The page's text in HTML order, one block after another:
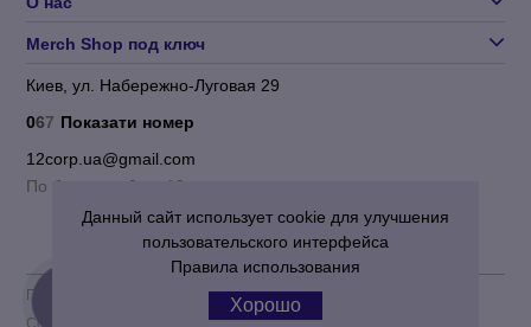
Merch Shop под ключ
Киев, ул. Набережно-Луговая 29
067 Показати номер
12corp.ua@gmail.com
По будням с 9 до 18
Пользовательское соглашение|Политика конфиденциальности
Corporation 12
© 2012-2026 Все права защищены.
Данный сайт использует cookie для улучшения
пользовательского интерфейса
Правила использования
Хорошо